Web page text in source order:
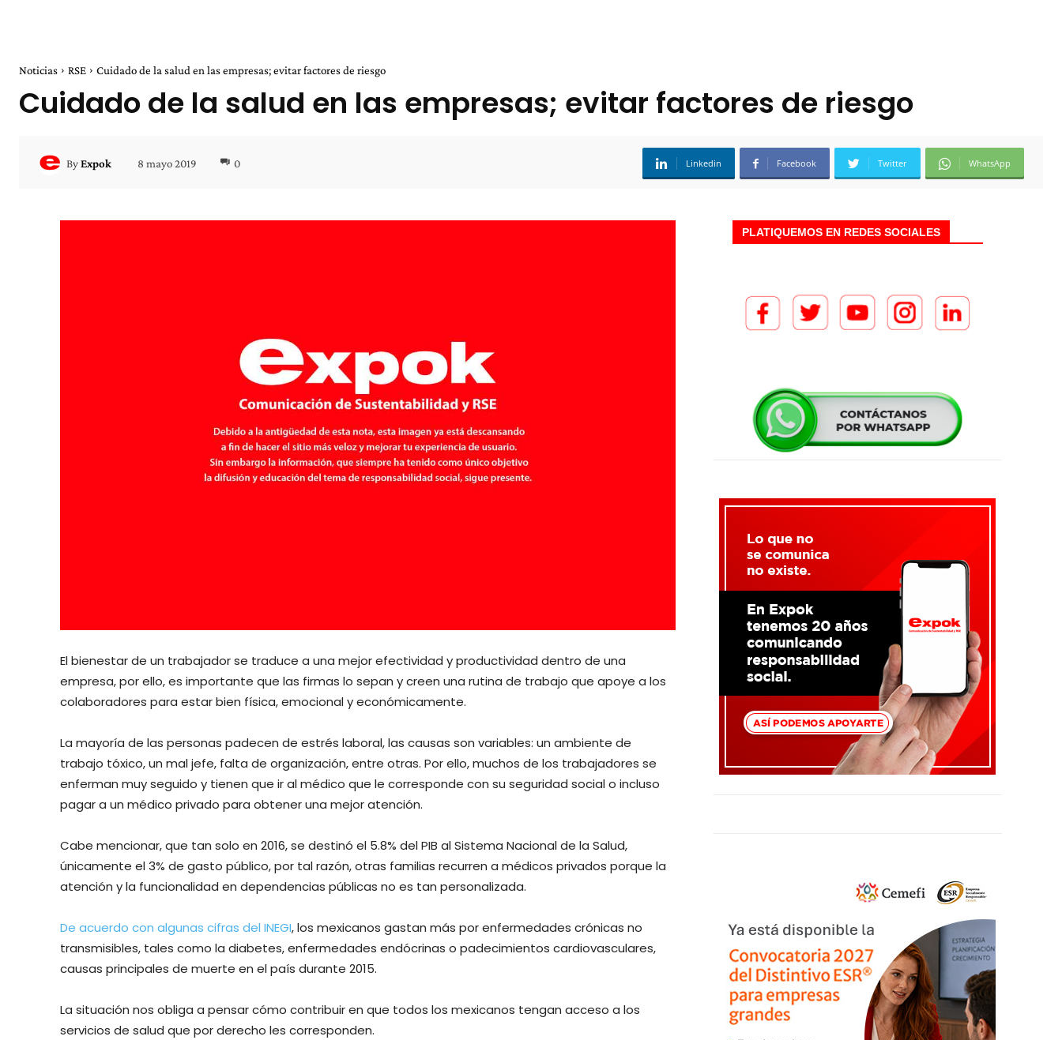
Noticias RSE Cuidado de la salud en las empresas; evitar factores de riesgo
Cuidado de la salud en las empresas; evitar factores de riesgo
ByExpok 8 mayo 2019 0 Linkedin Facebook Twitter WhatsApp
El bienestar de un trabajador se traduce a una mejor efectividad y productividad dentro de una
empresa, por ello, es importante que las firmas lo sepan y creen una rutina de trabajo que apoye a los
colaboradores para estar bien física, emocional y económicamente.
La mayoría de las personas padecen de estrés laboral, las causas son variables: un ambiente de
trabajo tóxico, un mal jefe, falta de organización, entre otras. Por ello, muchos de los trabajadores se
enferman muy seguido y tienen que ir al médico que le corresponde con su seguridad social o incluso
pagar a un médico privado para obtener una mejor atención.
Cabe mencionar, que tan solo en 2016, se destinó el 5.8% del PIB al Sistema Nacional de la Salud,
únicamente el 3% de gasto público, por tal razón, otras familias recurren a médicos privados porque la
atención y la funcionalidad en dependencias públicas no es tan personalizada.
De acuerdo con algunas cifras del INEGI, los mexicanos gastan más por enfermedades crónicas no
transmisibles, tales como la diabetes, enfermedades endócrinas o padecimientos cardiovasculares,
causas principales de muerte en el país durante 2015.
La situación nos obliga a pensar cómo contribuir en que todos los mexicanos tengan acceso a los
servicios de salud que por derecho les corresponden.
PLATIQUEMOS EN REDES SOCIALES